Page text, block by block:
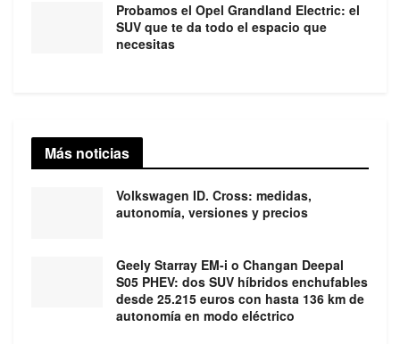
Probamos el Opel Grandland Electric: el
SUV que te da todo el espacio que
necesitas
Más noticias
Volkswagen ID. Cross: medidas,
autonomía, versiones y precios
Geely Starray EM-i o Changan Deepal
S05 PHEV: dos SUV híbridos enchufables
desde 25.215 euros con hasta 136 km de
autonomía en modo eléctrico